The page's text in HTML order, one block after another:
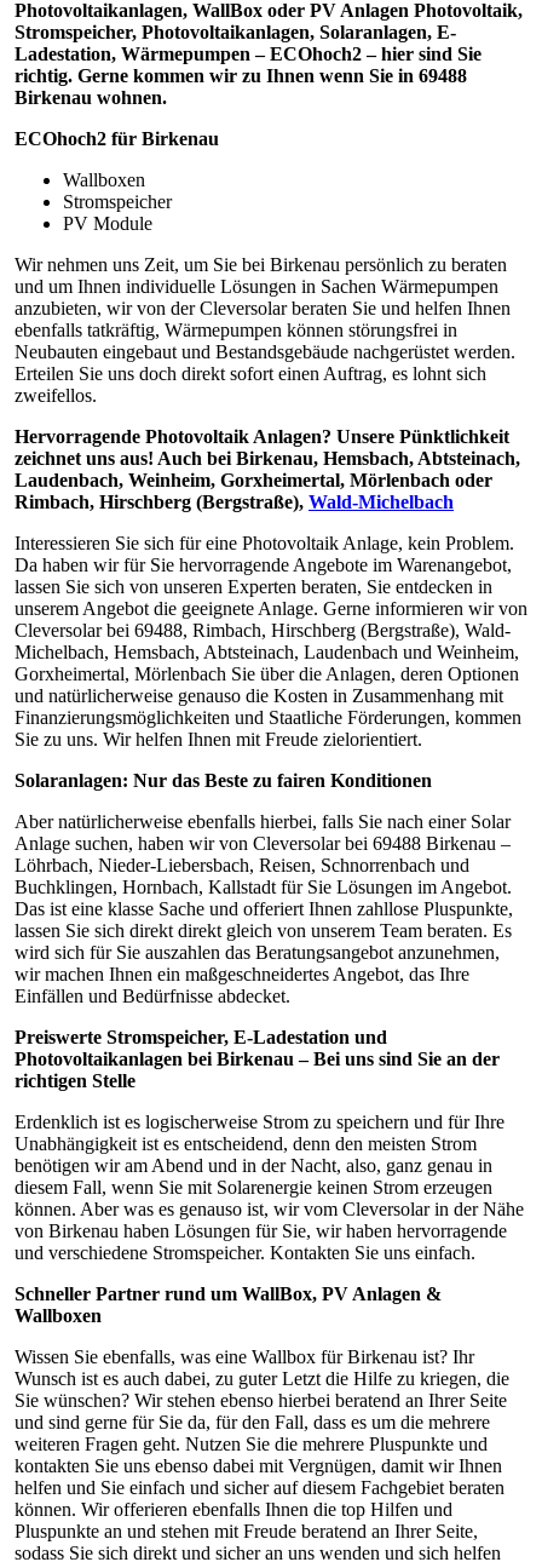
Photovoltaikanlagen, WallBox oder PV Anlagen Photovoltaik,
Stromspeicher, Photovoltaikanlagen, Solaranlagen, E-
Ladestation, Wärmepumpen – ECOhoch2 – hier sind Sie
richtig. Gerne kommen wir zu Ihnen wenn Sie in 69488
Birkenau wohnen.
ECOhoch2 für Birkenau
Wallboxen
Stromspeicher
PV Module
Wir nehmen uns Zeit, um Sie bei Birkenau persönlich zu beraten
und um Ihnen individuelle Lösungen in Sachen Wärmepumpen
anzubieten, wir von der Cleversolar beraten Sie und helfen Ihnen
ebenfalls tatkräftig, Wärmepumpen können störungsfrei in
Neubauten eingebaut und Bestandsgebäude nachgerüstet werden.
Erteilen Sie uns doch direkt sofort einen Auftrag, es lohnt sich
zweifellos.
Hervorragende Photovoltaik Anlagen? Unsere Pünktlichkeit
zeichnet uns aus! Auch bei Birkenau, Hemsbach, Abtsteinach,
Laudenbach, Weinheim, Gorxheimertal, Mörlenbach oder
Rimbach, Hirschberg (Bergstraße), Wald-Michelbach
Interessieren Sie sich für eine Photovoltaik Anlage, kein Problem.
Da haben wir für Sie hervorragende Angebote im Warenangebot,
lassen Sie sich von unseren Experten beraten, Sie entdecken in
unserem Angebot die geeignete Anlage. Gerne informieren wir von
Cleversolar bei 69488, Rimbach, Hirschberg (Bergstraße), Wald-
Michelbach, Hemsbach, Abtsteinach, Laudenbach und Weinheim,
Gorxheimertal, Mörlenbach Sie über die Anlagen, deren Optionen
und natürlicherweise genauso die Kosten in Zusammenhang mit
Finanzierungsmöglichkeiten und Staatliche Förderungen, kommen
Sie zu uns. Wir helfen Ihnen mit Freude zielorientiert.
Solaranlagen: Nur das Beste zu fairen Konditionen
Aber natürlicherweise ebenfalls hierbei, falls Sie nach einer Solar
Anlage suchen, haben wir von Cleversolar bei 69488 Birkenau –
Löhrbach, Nieder-Liebersbach, Reisen, Schnorrenbach und
Buchklingen, Hornbach, Kallstadt für Sie Lösungen im Angebot.
Das ist eine klasse Sache und offeriert Ihnen zahllose Pluspunkte,
lassen Sie sich direkt direkt gleich von unserem Team beraten. Es
wird sich für Sie auszahlen das Beratungsangebot anzunehmen,
wir machen Ihnen ein maßgeschneidertes Angebot, das Ihre
Einfällen und Bedürfnisse abdecket.
Preiswerte Stromspeicher, E-Ladestation und
Photovoltaikanlagen bei Birkenau – Bei uns sind Sie an der
richtigen Stelle
Erdenklich ist es logischerweise Strom zu speichern und für Ihre
Unabhängigkeit ist es entscheidend, denn den meisten Strom
benötigen wir am Abend und in der Nacht, also, ganz genau in
diesem Fall, wenn Sie mit Solarenergie keinen Strom erzeugen
können. Aber was es genauso ist, wir vom Cleversolar in der Nähe
von Birkenau haben Lösungen für Sie, wir haben hervorragende
und verschiedene Stromspeicher. Kontakten Sie uns einfach.
Schneller Partner rund um WallBox, PV Anlagen &
Wallboxen
Wissen Sie ebenfalls, was eine Wallbox für Birkenau ist? Ihr
Wunsch ist es auch dabei, zu guter Letzt die Hilfe zu kriegen, die
Sie wünschen? Wir stehen ebenso hierbei beratend an Ihrer Seite
und sind gerne für Sie da, für den Fall, dass es um die mehrere
weiteren Fragen geht. Nutzen Sie die mehrere Pluspunkte und
kontakten Sie uns ebenso dabei mit Vergnügen, damit wir Ihnen
helfen und Sie einfach und sicher auf diesem Fachgebiet beraten
können. Wir offerieren ebenfalls Ihnen die top Hilfen und
Pluspunkte an und stehen mit Freude beratend an Ihrer Seite,
sodass Sie sich direkt und sicher an uns wenden und sich helfen